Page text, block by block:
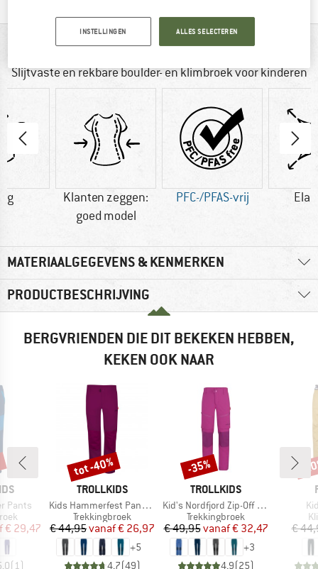
IN EEN OOGOPSLAG
Slijtvaste en rekbare boulder- en klimbroek voor kinderen
g
Klanten zeggen:
goed model
PFC-/PFAS-vrij
MATERIAALGEGEVENS & KENMERKEN
PRODUCTBESCHRIJVING
BERGVRIENDEN DIE DIT BEKEKEN HEBBEN,
KEKEN OOK NAAR
Pants
prijs
€ 29,47
( 1)
MERK
TROLLKIDS
Artikel
Kids Hammerfest Pants Pro
Productgroep
Trekkingbroek
Prijs
€ 44,95 Verlaagde prijs
vanaf€ 26,97
+5
4,7(49)
Korting
tot -40%
MERK
TROLLKIDS
Artikel
Kid's Nordfjord Zip-Off Pants Slim Fit
Productgroep
Trekkingbroek
Prijs
€ 49,95 Verlaagde prijs
vanaf€ 32,47
+3
4,9(25)
Korting
-35%
€
-
INSTELLINGEN ALLES SELECTEREN